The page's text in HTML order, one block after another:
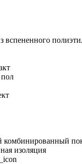
вспененного
изоляция